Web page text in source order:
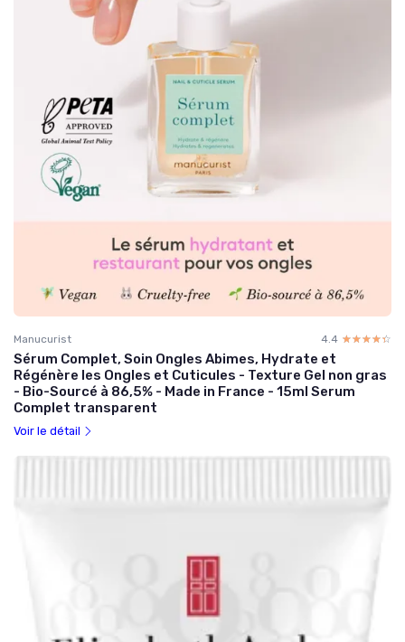
Manucurist 4.4 ☆☆☆☆☆
★★★★★
Sérum Complet, Soin Ongles Abimes, Hydrate et
Régénère les Ongles et Cuticules - Texture Gel non gras
- Bio-Sourcé à 86,5% - Made in France - 15ml Serum
Complet transparent
Voir le détail